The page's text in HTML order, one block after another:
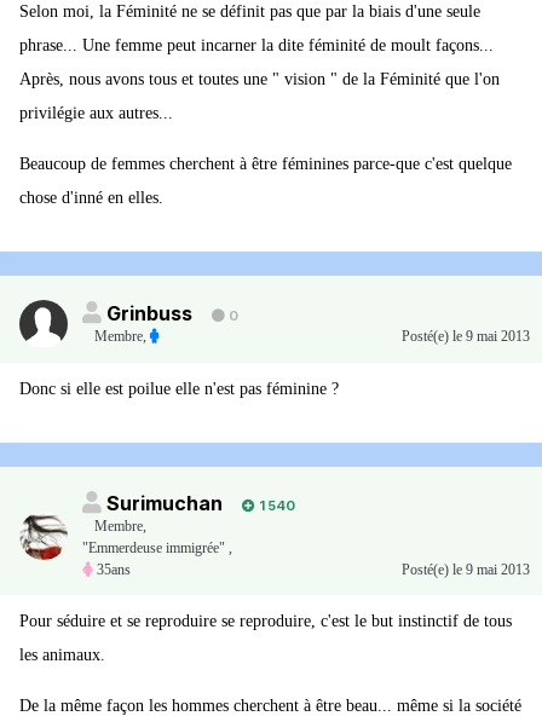
Selon moi, la Féminité ne se définit pas que par la biais d'une seule
phrase... Une femme peut incarner la dite féminité de moult façons...
Après, nous avons tous et toutes une " vision " de la Féminité que l'on
privilégie aux autres...
Beaucoup de femmes cherchent à être féminines parce-que c'est quelque
chose d'inné en elles.
Grinbuss
0
Membre
Posté(e) le 9 mai 2013
Donc si elle est poilue elle n'est pas féminine ?
Surimuchan
1 540
Membre
"Emmerdeuse immigrée" ,
35ans
Posté(e) le 9 mai 2013
Pour séduire et se reproduire se reproduire, c'est le but instinctif de tous
les animaux.
De la même façon les hommes cherchent à être beau... même si la société